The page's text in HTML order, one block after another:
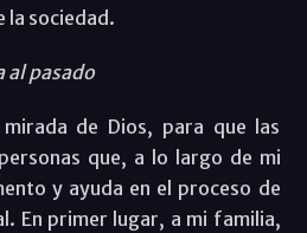
la sociedad.
al pasado
de Dios, para que las
que, a lo largo de mi
y ayuda en el proceso de
En primer lugar, a mi familia,